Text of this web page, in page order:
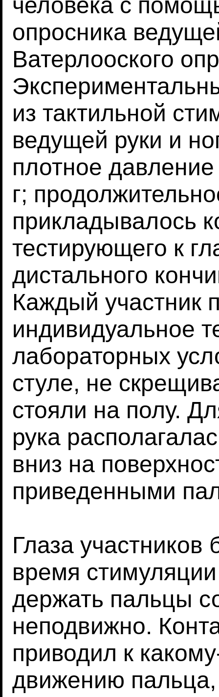
опросника
Ватерлооского
из тактильной
ведущей руки и
плотное
г;
прикладывалось
тестирующего к
дистального
Каждый участник
индивидуальное
лабораторных
стуле, не
стояли на полу.
рука
вниз на
приведенными
Глаза
время
держать пальцы
неподвижно.
приводил к
движению